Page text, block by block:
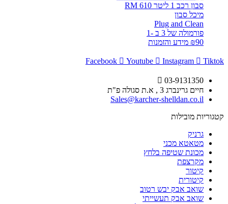
סבון רכב 1 ליטר RM 610
מיכל סבון
Plug and Clean
פורמולה של 3 ב -1
₪90 מידע והזמנות
Facebook Youtube Instagram Tiktok
03-9131350
חיים גרינברג 3 , א.ת סגולה פ"ת
Sales@karcher-shelldan.co.il
קטגוריות מובילות
גרניק
מטאטא מכני
מכונת שטיפה בלחץ
מקרצפת
קיטור
קיטורית
שואב אבק יבש רטוב
שואב אבק תעשייתי